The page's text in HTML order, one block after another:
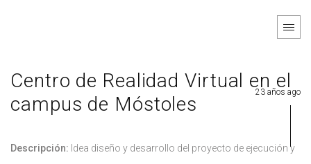
Centro de Realidad Virtual en el
campus de Móstoles
23 años ago
Descripción: Idea diseño y desarrollo del proyecto de ejecución y